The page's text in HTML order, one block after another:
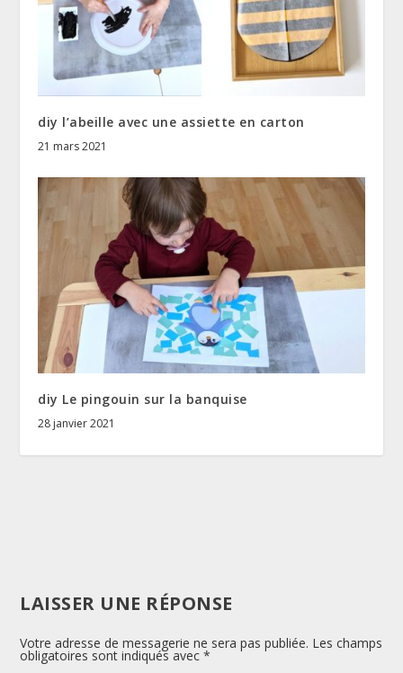
diy l’abeille avec une assiette en carton
21 mars 2021
diy Le pingouin sur la banquise
28 janvier 2021
LAISSER UNE RÉPONSE
Votre adresse de messagerie ne sera pas publiée. Les champs
obligatoires sont indiqués avec*